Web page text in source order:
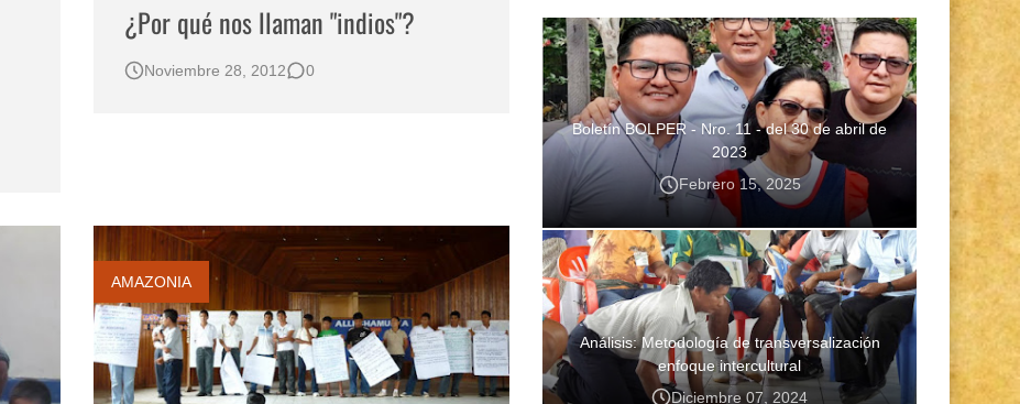
¿Por qué nos llaman "indios"?
Noviembre 28, 2012 0
AMAZONIA
Boletín BOLPER - Nro. 11 - del 30 de abril de
2023
Febrero 15, 2025
Análisis: Metodología de transversalización
enfoque intercultural
Diciembre 07, 2024